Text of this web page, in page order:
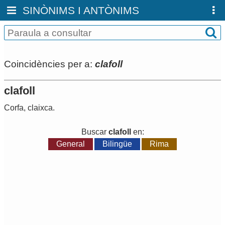
SINÒNIMS I ANTÒNIMS
Coincidències per a: clafoll
clafoll
Corfa, claixca.
Buscar clafoll
en:
General
Bilingüe Rima